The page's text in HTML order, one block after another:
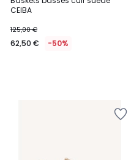
CEIBA
125,00 €
62,50 € -50%